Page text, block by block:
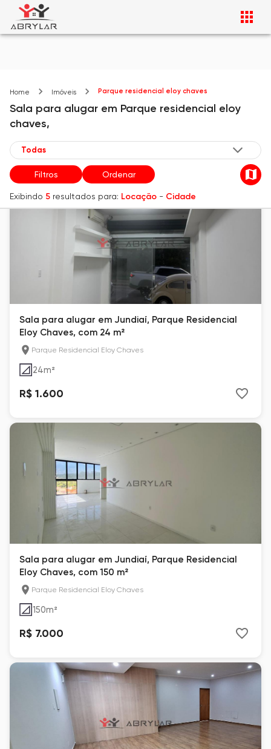
Home Imóveis Parque residencial eloy chaves
Sala para alugar em Parque residencial eloy
chaves,
Filtros Ordenar
Exibindo 5 resultados para: Locação - Cidade
Sala para alugar em Jundiaí, Parque Residencial
Eloy Chaves, com 24 m²
Parque Residencial Eloy Chaves
24m²
R$ 1.600
Sala para alugar em Jundiaí, Parque Residencial
Eloy Chaves, com 150 m²
Parque Residencial Eloy Chaves
150m²
R$ 7.000